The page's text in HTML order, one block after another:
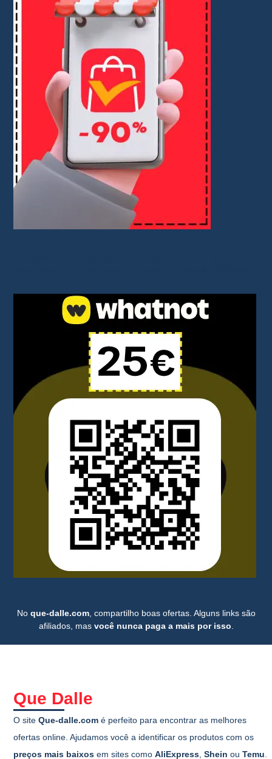
No que-dalle.com, compartilho boas ofertas. Alguns links são
afiliados, mas você nunca paga a mais por isso
Que Dalle
O siteQue-dalle.com é perfeito para encontrar as melhores
ofertas online. Ajudamos você a identificar os produtos com os
preços mais baixos em sites comoAliExpress ,Shein ouTemu